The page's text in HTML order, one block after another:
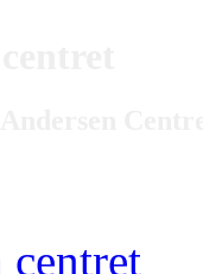
centret